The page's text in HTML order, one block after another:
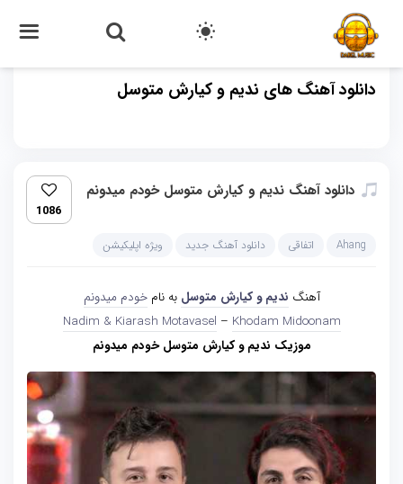
دانلود آهنگ های ندیم و کیارش متوسل
دانلود آهنگ ندیم و کیارش متوسل خودم میدونم
1086
Ahang اتفاقی دانلود آهنگ جدید ویژه اپلیکیشن
آهنگ ندیم و کیارش متوسل به نامخودم میدونم
Nadim & Kiarash Motavasel – Khodam Midoonam
موزیک ندیم و کیارش متوسل خودم میدونم